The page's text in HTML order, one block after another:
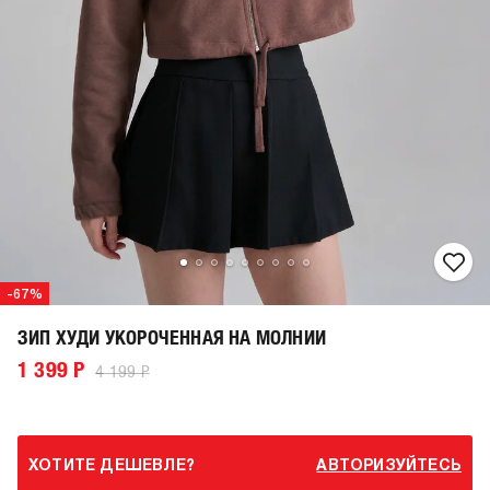
-67%
ЗИП ХУДИ УКОРОЧЕННАЯ НА МОЛНИИ
1 399 Р 4 199 Р
ХОТИТЕ ДЕШЕВЛЕ? АВТОРИЗУЙТЕСЬ